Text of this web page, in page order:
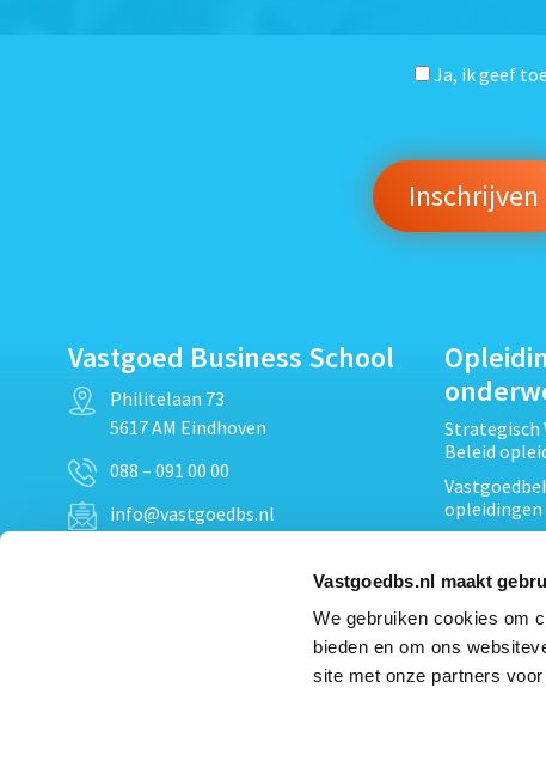
Vastgoedbs.nl maakt
We gebruiken cookies om
bieden en om ons
site met onze partners
Ja, ik geef
Vastgoed Business School
Philitelaan 73
5617 AM Eindhoven
088 – 091 00 00
info@vastgoedbs.nl
Strategisch
Beleid
opleidingen
Techniek,
Opleidingen